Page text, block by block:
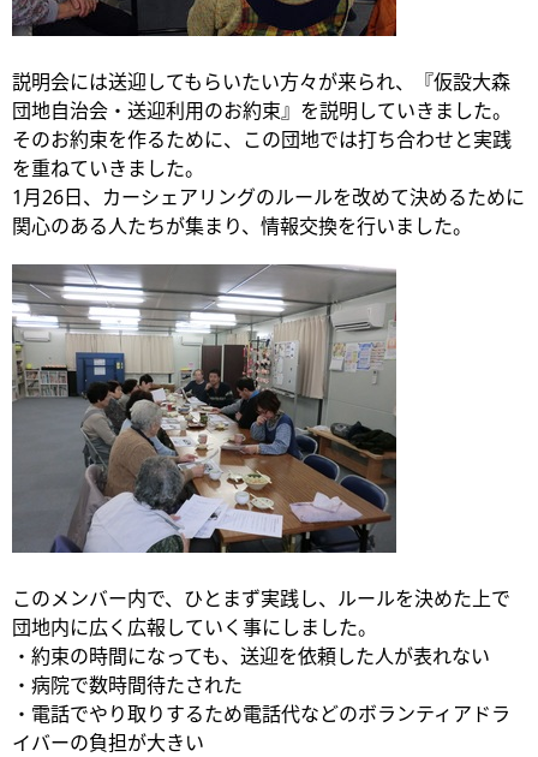
説明会には送迎してもらいたい方々が来られ、『仮設大森
団地自治会・送迎利用のお約束』を説明していきました。
そのお約束を作るために、この団地では打ち合わせと実践
を重ねていきました。
1月26日、カーシェアリングのルールを改めて決めるために
関心のある人たちが集まり、情報交換を行いました。
このメンバー内で、ひとまず実践し、ルールを決めた上で
団地内に広く広報していく事にしました。
・約束の時間になっても、送迎を依頼した人が表れない
・病院で数時間待たされた
・電話でやり取りするため電話代などのボランティアドラ
イバーの負担が大きい